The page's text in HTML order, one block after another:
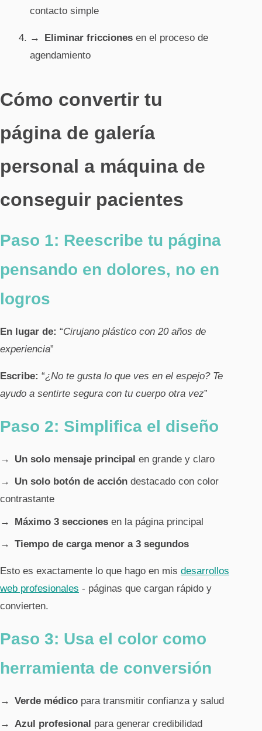
contacto simple
Eliminar fricciones en el proceso de
agendamiento
Cómo convertir tu
página de galería
personal a máquina de
conseguir pacientes
Paso 1: Reescribe tu página
pensando en dolores, no en
logros
En lugar de: “Cirujano plástico con 20 años de
experiencia”
Escribe: “¿No te gusta lo que ves en el espejo? Te
ayudo a sentirte segura con tu cuerpo otra vez”
Paso 2: Simplifica el diseño
Un solo mensaje principal en grande y claro
Un solo botón de acción destacado con color
contrastante
Máximo 3 secciones en la página principal
Tiempo de carga menor a 3 segundos
Esto es exactamente lo que hago en mis desarrollos
web profesionales - páginas que cargan rápido y
convierten.
Paso 3: Usa el color como
herramienta de conversión
Verde médico para transmitir confianza y salud
Azul profesional para generar credibilidad